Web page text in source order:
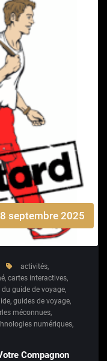
septembre 2025
activités,
, cartes interactives,
guide de voyage,
, guides de voyage,
méconnues,
numériques,
Compagnon